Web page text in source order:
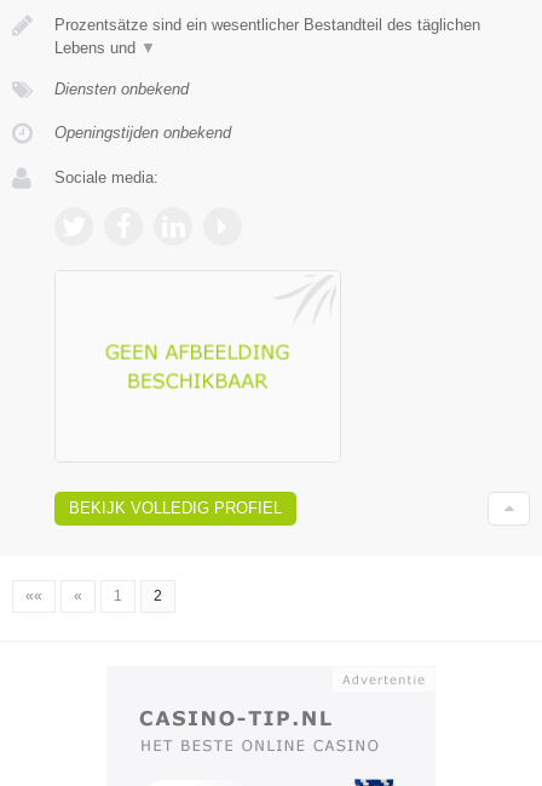
Prozentsätze sind ein wesentlicher Bestandteil des täglichen
Lebens und ▼
Diensten onbekend
Openingstijden onbekend
Sociale media:
BEKIJK VOLLEDIG PROFIEL
«« « 1 2